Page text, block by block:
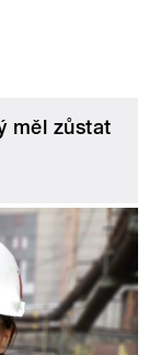
měl zůstat